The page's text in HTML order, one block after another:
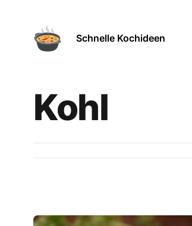
Schnelle Kochideen
Kohl
Rezepte